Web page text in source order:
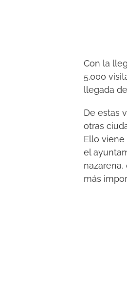
Con la
5.000
llegada
De estas
otras
Ello
el
más